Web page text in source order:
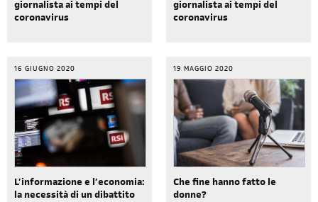
giornalista ai tempi del
coronavirus
giornalista ai tempi del
coronavirus
16 GIUGNO 2020
L’informazione e l’economia:
la necessità di un dibattito
19 MAGGIO 2020
Che fine hanno fatto le
donne?